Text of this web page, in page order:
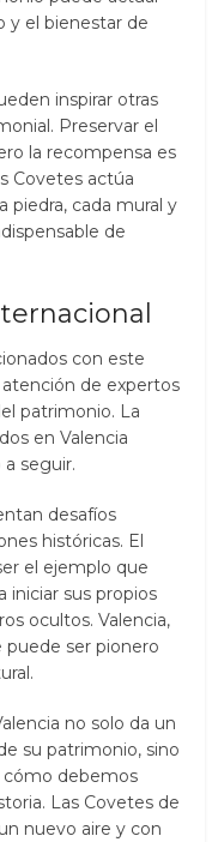
y el bienestar de
inspirar otras
Preservar el
la recompensa es
Covetes actúa
piedra, cada mural y
de
con este
de expertos
patrimonio. La
en Valencia
seguir.
desafíos
históricas. El
el ejemplo que
iniciar sus propios
ocultos. Valencia,
ser pionero
no solo da un
su patrimonio, sino
cómo debemos
Las Covetes de
nuevo aire y con